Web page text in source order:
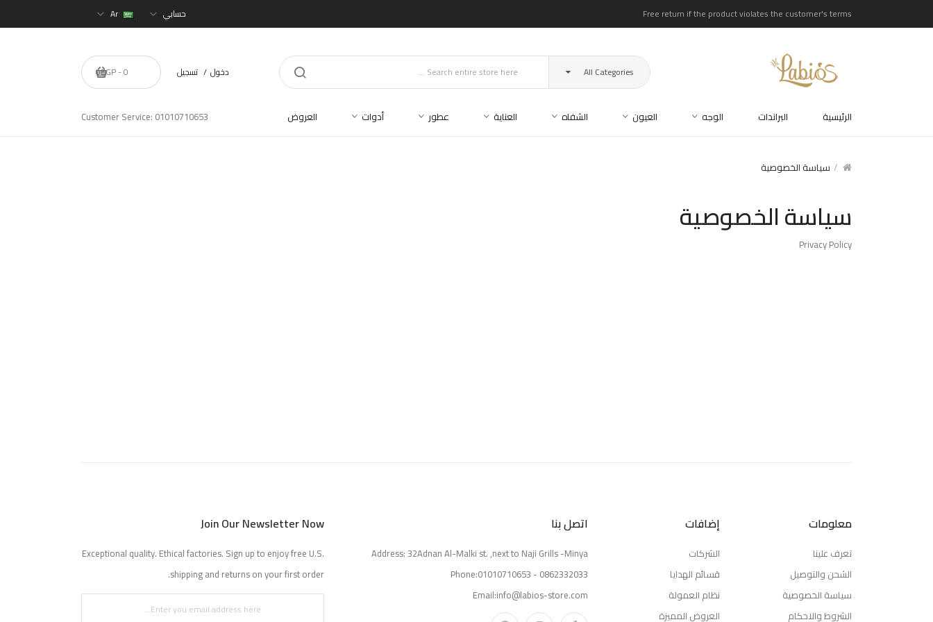
Free return if the product violates the customer's terms حسابي Ar
دخول تسجيل 0 - 0EGP All Categories
الرئيسية البراندات الوجه العيون الشفاه العناية عطور أدوات العروض Customer Service: 01010710653
سياسة الخصوصية
سياسة الخصوصية
Privacy Policy
معلومات
تعرف علينا
الشحن والتوصيل
سياسة الخصوصية
الشروط والاحكام
إضافات
الشركات
قسائم الهدايا
نظام العمولة
العروض المميزة
اتصل بنا
Address: 32Adnan Al-Malki st. ,next to Naji Grills -Minya
Phone:01010710653 - 0862332033
Email:info@labios-store.com
Join Our Newsletter Now
Exceptional quality. Ethical factories. Sign up to enjoy free U.S.
shipping and returns on your first order.